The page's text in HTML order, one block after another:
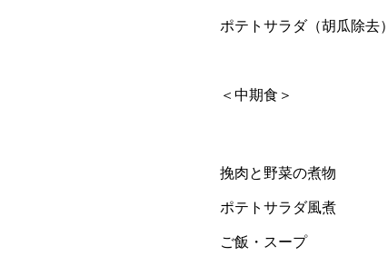
ポテトサラダ（胡瓜除去）
＜中期食＞
挽肉と野菜の煮物
ポテトサラダ風煮
ご飯・スープ